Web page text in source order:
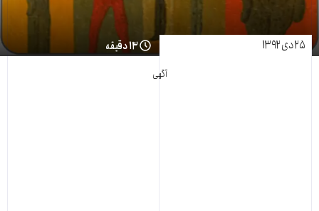
۲۵ دی ۱۳۹۲ ۱۳ دقیقه
آگهی